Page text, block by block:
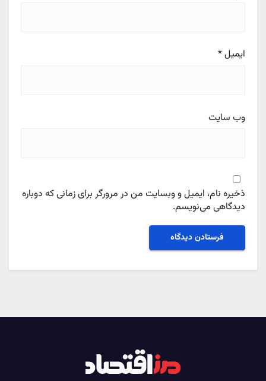
ایمیل*
وب‌ سایت
ذخیره نام، ایمیل و وبسایت من در مرورگر برای زمانی که دوباره
دیدگاهی می‌نویسم.